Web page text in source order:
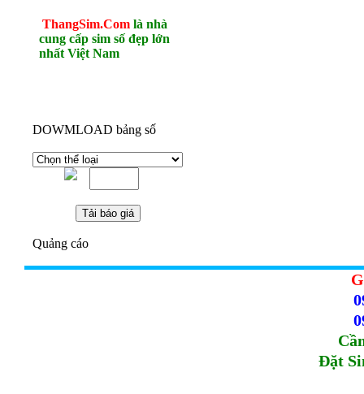
ThangSim.Com là nhà
cung cấp sim số đẹp lớn
nhất Việt Nam
DOWMLOAD bảng số
Quảng cáo
Đặt